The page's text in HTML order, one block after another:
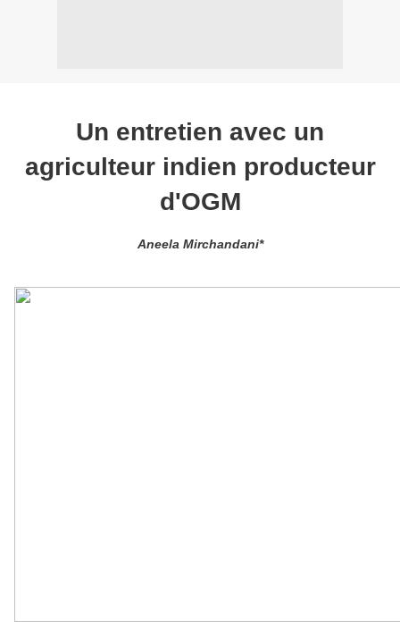
Un entretien avec un
agriculteur indien producteur
d'OGM
Aneela Mirchandani*